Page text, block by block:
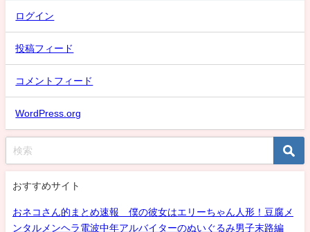
ログイン
投稿フィード
コメントフィード
WordPress.org
おすすめサイト
おネコさん的まとめ速報 僕の彼女はエリーちゃん人形！豆腐メ
ンタルメンヘラ電波中年アルバイターのぬいぐるみ男子末路編